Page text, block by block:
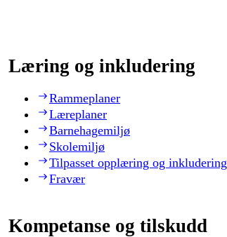
Læring og inkludering
Rammeplaner
Læreplaner
Barnehagemiljø
Skolemiljø
Tilpasset opplæring og inkludering
Fravær
Kompetanse og tilskudd